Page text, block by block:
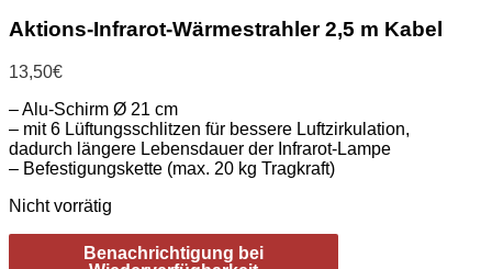
Aktions-Infrarot-Wärmestrahler 2,5 m Kabel
13,50€
– Alu-Schirm Ø 21 cm
– mit 6 Lüftungsschlitzen für bessere Luftzirkulation,
dadurch längere Lebensdauer der Infrarot-Lampe
– Befestigungskette (max. 20 kg Tragkraft)
Nicht vorrätig
Benachrichtigung bei